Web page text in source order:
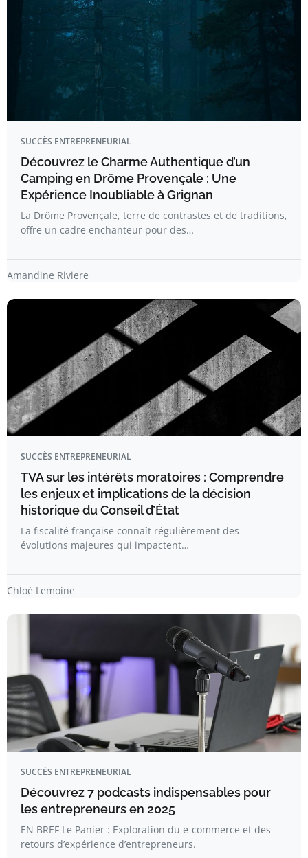
SUCCÈS ENTREPRENEURIAL
Découvrez le Charme Authentique d’un
Camping en Drôme Provençale : Une
Expérience Inoubliable à Grignan
La Drôme Provençale, terre de contrastes et de traditions,
offre un cadre enchanteur pour des…
Amandine Riviere
SUCCÈS ENTREPRENEURIAL
TVA sur les intérêts moratoires : Comprendre
les enjeux et implications de la décision
historique du Conseil d’État
La fiscalité française connaît régulièrement des
évolutions majeures qui impactent…
Chloé Lemoine
SUCCÈS ENTREPRENEURIAL
Découvrez 7 podcasts indispensables pour
les entrepreneurs en 2025
EN BREF Le Panier : Exploration du e-commerce et des
retours d’expérience d’entrepreneurs.